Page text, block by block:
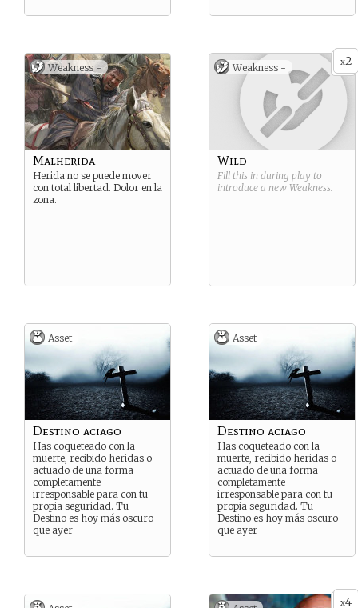
Weakness -
Malherida
Herida no se puede mover
con total libertad. Dolor en la
zona.
x2
Weakness -
Wild
Fill this in during play to
introduce a new Weakness.
Asset
Destino aciago
Has coqueteado con la
muerte, recibido heridas o
actuado de una forma
completamente
irresponsable para con tu
propia seguridad. Tu
Destino es hoy más oscuro
que ayer
Asset
Destino aciago
Has coqueteado con la
muerte, recibido heridas o
actuado de una forma
completamente
irresponsable para con tu
propia seguridad. Tu
Destino es hoy más oscuro
que ayer
x4